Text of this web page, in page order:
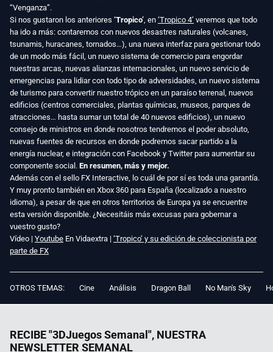
“Venganza”.
Si nos gustaron los anteriores ‘Tropico’, en ‘Tropico 4’ veremos que todo
ha ido a más: contaremos con nuevos desastres naturales (volcanes,
tsunamis, huracanes, tornados…), una nueva interfaz para gestionar todo
de un modo más fácil, un nuevo sistema de comercio para engordar
nuestras arcas, nuevas alianzas internacionales, un nuevo servicio de
emergencias para lidiar con todo tipo de adversidades, un nuevo sistema
de turismo para convertir nuestro trópico en un paraíso terrenal, nuevos
edificios (centros comerciales, plantas químicas, museos, parques de
atracciones… hasta sumar un total de 40 nuevos edificios), un nuevo
consejo de ministros en donde nosotros tendremos el poder absoluto,
nuevas fuentes de recursos en donde podremos sacar partido a la
energía nuclear, e integración con Facebook y Twitter para aumentar su
componente social. En resumen, más y mejor.
Además con el sello FX Interactive, lo cuál de por sí es toda una garantía.
Y muy pronto también en Xbox 360 para España (localizado a nuestro
idioma), a pesar de que en otros territorios de Europa ya se encuentre
esta versión disponible. ¿Necesitáis más excusas para gobernar a
vuestro gusto?
Vídeo | Youtube En Vidaextra | ‘Tropico’ y su edición de coleccionista por
parte de FX
OTROS TEMAS: Cine Análisis Dragon Ball No Man's Sky
RECIBE "3DJuegos Semanal", NUESTRA
NEWSLETTER SEMANAL